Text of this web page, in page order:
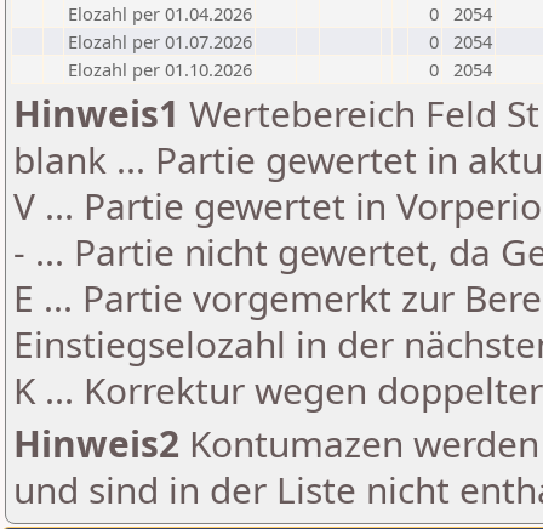
Elozahl per 01.04.2026
0 2054
Elozahl per 01.07.2026
0 2054
Elozahl per 01.10.2026
0 2054
Hinweis1 Wertebereich Feld
blank ... Partie gewertet in
V ... Partie gewertet in
- ... Partie nicht gewertet, da
E ... Partie vorgemerkt zur
Einstiegselozahl in der
K ... Korrektur wegen
Hinweis2 Kontumazen
und sind in der Liste nicht